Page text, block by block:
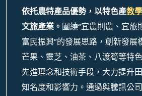
依托農特產品優勢，以特色產教學
文旅產業。 圍繞“宜農則農、宜旅
富民振興”的發展思路，創新發展
芒果、靈芝、油茶、八渡筍等特
先進理念和技術手段，大力提升
知名度和影響力。通過與騰訊公